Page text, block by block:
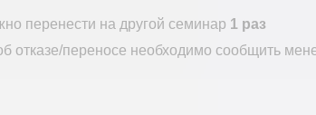
перенести на другой семинар 1 раз
отказе/переносе необходимо сообщить